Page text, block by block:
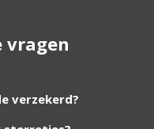
toevoegen van
vragen
verzekerd?